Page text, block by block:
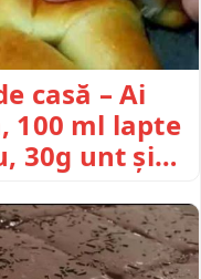
casă – Ai
100 ml lapte
30g unt și…